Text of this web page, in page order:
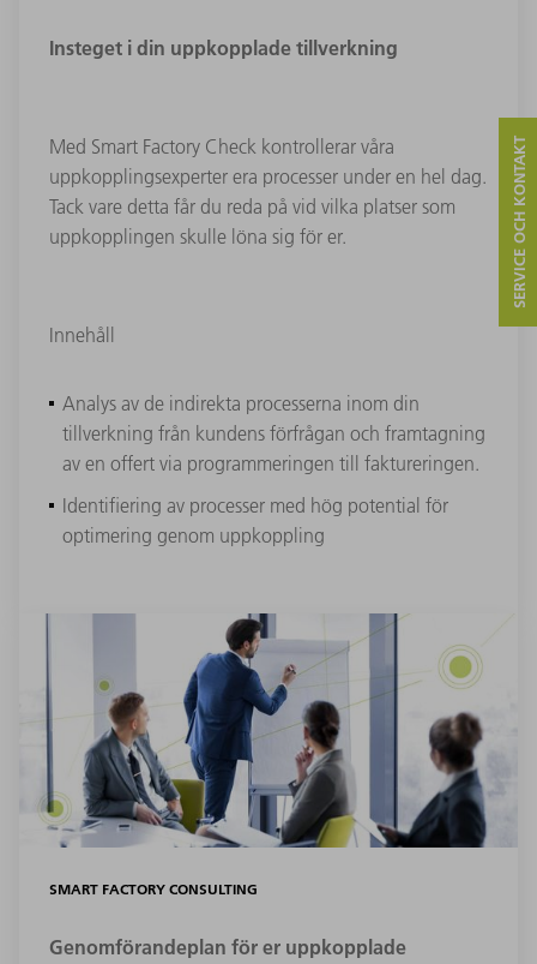
Insteget i din uppkopplade tillverkning
Med Smart Factory Check kontrollerar våra
uppkopplingsexperter era processer under en hel dag.
Tack vare detta får du reda på vid vilka platser som
uppkopplingen skulle löna sig för er.
Innehåll
Analys av de indirekta processerna inom din
tillverkning från kundens förfrågan och framtagning
av en offert via programmeringen till faktureringen.
Identifiering av processer med hög potential för
optimering genom uppkoppling
SMART FACTORY CONSULTING
Genomförandeplan för er uppkopplade
SERVICE OCH KONTAKT